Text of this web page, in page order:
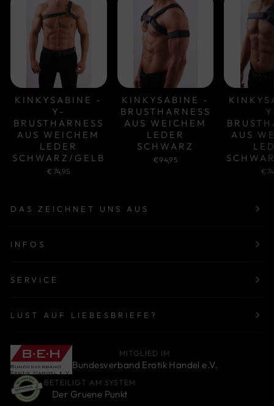
KINKYSABINE -
Y-
BRUSTHARNESS
AUS WEICHEM
LEDER
SCHWARZ/GELB
€74,95
KINKYSABINE -
BRUSTHARNESS
AUS WEICHEM
LEDER
SCHWARZ
€94,95
AUS
DAS ZEICHNET UNS AUS
INFOS
SERVICE
LUST AUF LIEBESBRIEFE?
MITGLIED IM
Bundesverband Erotik Handel e.V.
BETEILIGT AM SYSTEM
Der Gruene Punkt